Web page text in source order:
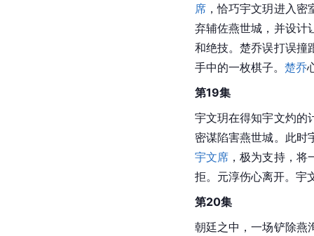
席 ，恰巧宇文玥进入
弃辅佐燕世城，并设计
和绝技。楚乔误打误撞
手中的一枚棋子。 楚乔
第19集
宇文玥在得知宇文灼的
密谋陷害燕世城。此时
宇文席 ，极为支持，
拒。元淳伤心离开。宇
第20集
朝廷之中，一场铲除燕